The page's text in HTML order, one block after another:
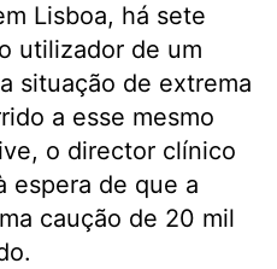
Lisboa, há sete
utilizador de um
situação de extrema
a esse mesmo
o director clínico
espera de que a
caução de 20 mil